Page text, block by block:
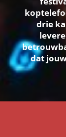
drie
dat